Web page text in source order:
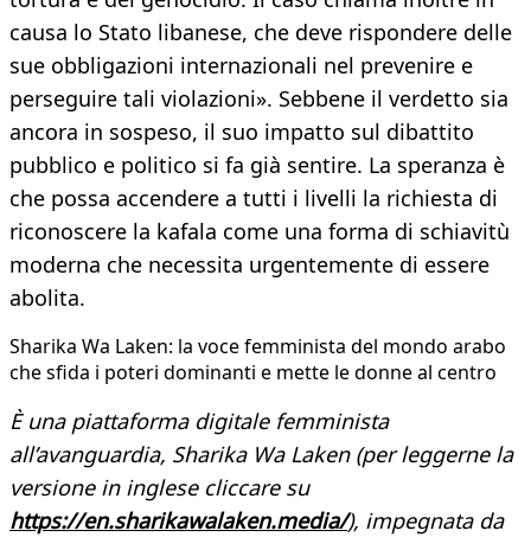
causa lo Stato libanese, che deve rispondere delle
sue obbligazioni internazionali nel prevenire e
perseguire tali violazioni». Sebbene il verdetto sia
ancora in sospeso, il suo impatto sul dibattito
pubblico e politico si fa già sentire. La speranza è
che possa accendere a tutti i livelli la richiesta di
riconoscere la kafala come una forma di schiavitù
moderna che necessita urgentemente di essere
abolita.
Sharika Wa Laken: la voce femminista del mondo arabo
che sfida i poteri dominanti e mette le donne al centro
È una piattaforma digitale femminista
all’avanguardia, Sharika Wa Laken (per leggerne la
versione in inglese cliccare su
https://en.sharikawalaken.media/), impegnata da